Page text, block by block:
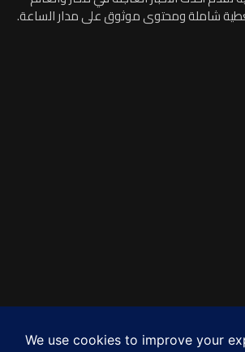
شاملة ومحتوى موثوق على مدار الساعة.